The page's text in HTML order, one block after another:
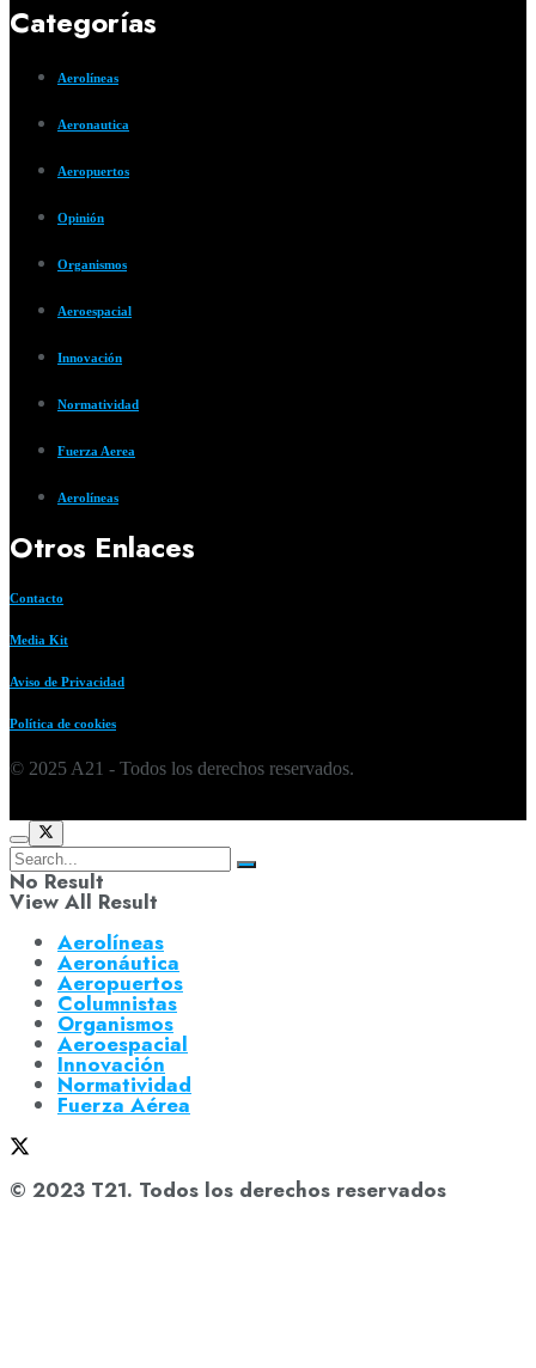
Categorías
Aerolíneas
Aeronautica
Aeropuertos
Opinión
Organismos
Aeroespacial
Innovación
Normatividad
Fuerza Aerea
Aerolíneas
Otros Enlaces
Contacto
Media Kit
Aviso de Privacidad
Política de cookies
© 2025 A21 - Todos los derechos reservados.
No Result
View All Result
Aerolíneas
Aeronáutica
Aeropuertos
Columnistas
Organismos
Aeroespacial
Innovación
Normatividad
Fuerza Aérea
© 2023 T21. Todos los derechos reservados